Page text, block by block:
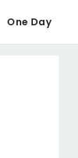
One Day